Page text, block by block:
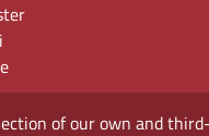
of our own and
(FAQ)